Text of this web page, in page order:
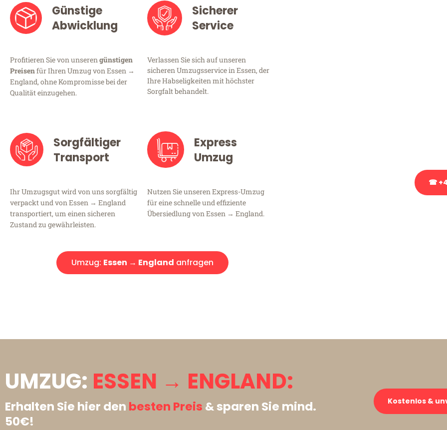
Günstige
Abwicklung
Profitieren Sie von unserengünstigen
Preisenfür Ihren Umzug von Essen →
England, ohne Kompromisse bei der
Qualität einzugehen.
Sicherer
Service
Verlassen Sie sich auf unseren
sicheren Umzugsservice in Essen, der
Ihre Habseligkeiten mit höchster
Sorgfalt behandelt.
Sorgfältiger
Transport
Ihr Umzugsgut wird von uns sorgfältig
verpackt und von Essen → England
transportiert, um einen sicheren
Zustand zu gewährleisten.
Express
Umzug
Nutzen Sie unseren Express-Umzug
für eine schnelle und effiziente
Übersiedlung von Essen → England.
Umzug: Essen → England anfragen
☎
UMZUG: ESSEN → ENGLAND:
Erhalten Sie hier den besten Preis & sparen Sie mind.
50€!
Kostenlos &